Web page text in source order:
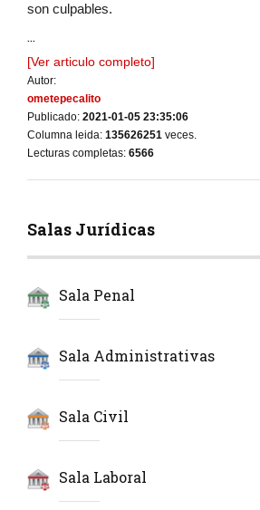
son culpables.
...
[Ver articulo completo]
Autor:
ometepecalito
Publicado: 2021-01-05 23:35:06
Columna leida: 135626251 veces.
Lecturas completas: 6566
Salas Jurídicas
Sala Penal
Sala Administrativas
Sala Civil
Sala Laboral